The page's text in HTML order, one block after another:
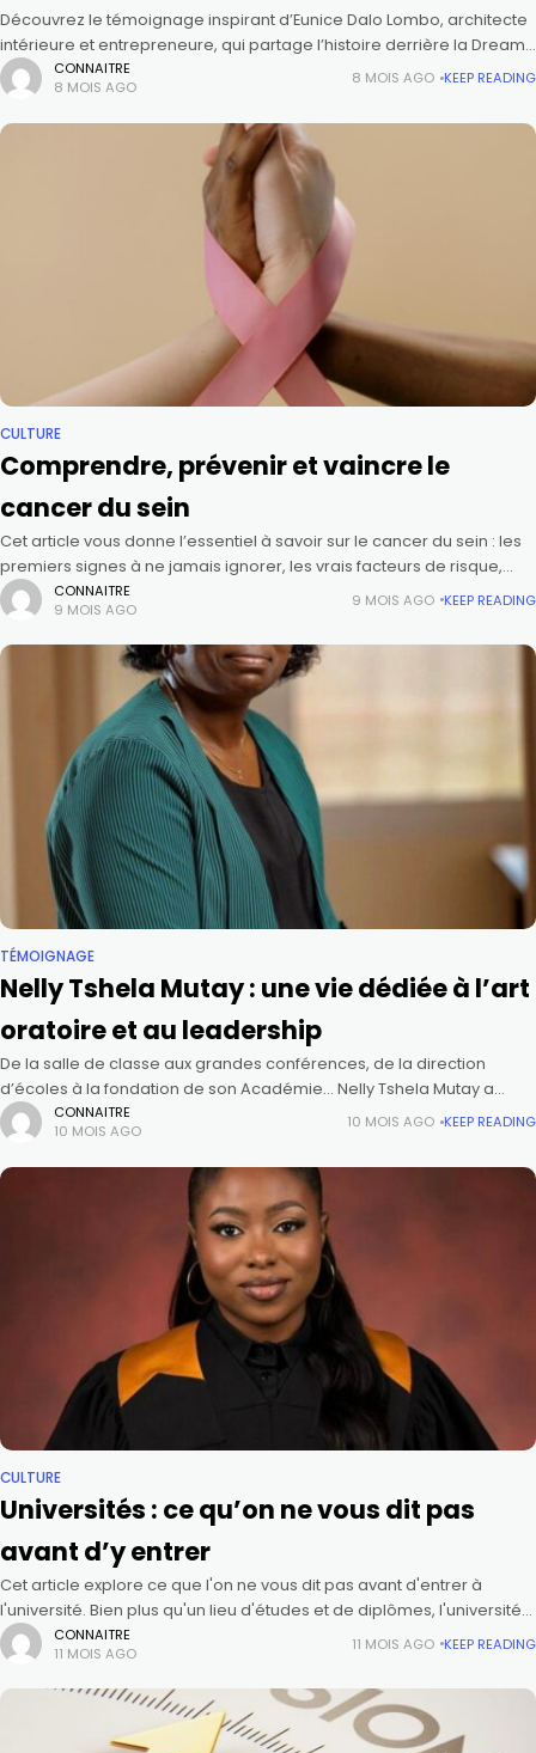
Découvrez le témoignage inspirant d’Eunice Dalo Lombo, architecte
intérieure et entrepreneure, qui partage l’histoire derrière la Dream
Team. De ses débuts en 2014 à la création d’une plateforme unique
pour
CONNAITRE
8 MOIS AGO
8 MOIS AGO KEEP READING
CULTURE
Comprendre, prévenir et vaincre le
cancer du sein
Cet article vous donne l’essentiel à savoir sur le cancer du sein : les
premiers signes à ne jamais ignorer, les vrais facteurs de risque,
l’âge exact pour commencer le
CONNAITRE
9 MOIS AGO
9 MOIS AGO KEEP READING
TÉMOIGNAGE
Nelly Tshela Mutay : une vie dédiée à l’art
oratoire et au leadership
De la salle de classe aux grandes conférences, de la direction
d’écoles à la fondation de son Académie… Nelly Tshela Mutay a
choisi de transformer les failles du système éducatif
CONNAITRE
10 MOIS AGO
10 MOIS AGO KEEP READING
CULTURE
Universités : ce qu’on ne vous dit pas
avant d’y entrer
Cet article explore ce que l'on ne vous dit pas avant d'entrer à
l'université. Bien plus qu'un lieu d'études et de diplômes, l'université
est présentée comme une étape décisive où
CONNAITRE
11 MOIS AGO
11 MOIS AGO KEEP READING